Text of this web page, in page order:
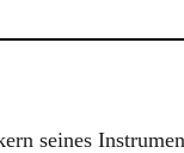
seines